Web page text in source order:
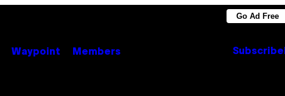
Go Ad Free
Waypoint Members Subscribe